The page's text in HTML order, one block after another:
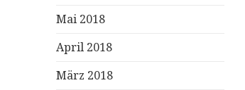
Mai 2018
April 2018
März 2018